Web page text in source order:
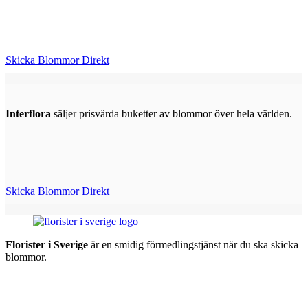
Skicka Blommor Direkt
Interflora säljer prisvärda buketter av blommor över hela världen.
Skicka Blommor Direkt
Florister i Sverige är en smidig förmedlingstjänst när du ska skicka
blommor.